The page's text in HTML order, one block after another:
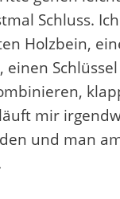
Schluss.
Holzbein,
mir
und man